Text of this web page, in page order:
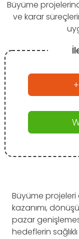
Büyüme
ve karar
Büyüme
kazanımı,
pazar
hedeflerin